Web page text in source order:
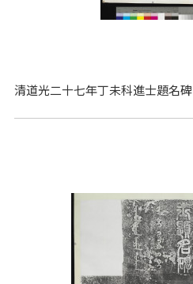
清道光二十七年丁未科進士題名碑